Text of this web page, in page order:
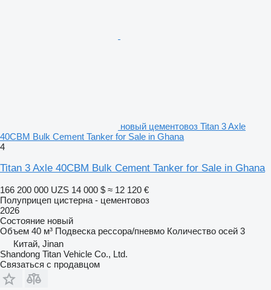
новый цементовоз Titan 3 Axle
40CBM Bulk Cement Tanker for Sale in Ghana
4
Titan 3 Axle 40CBM Bulk Cement Tanker for Sale in Ghana
166 200 000 UZS 14 000 $ ≈ 12 120 €
Полуприцеп цистерна - цементовоз
2026
Состояние новый
Объем 40 м³ Подвеска рессора/пневмо Количество осей 3
Китай, Jinan
Shandong Titan Vehicle Co., Ltd.
Связаться с продавцом